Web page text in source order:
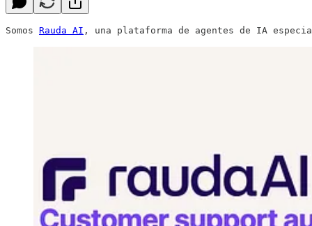
Somos Rauda AI , una plataforma de agentes de IA